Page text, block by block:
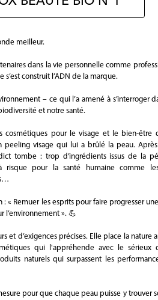
meilleur.
dans la vie personnelle comme
construit l’ADN de la marque.
– ce qui l’a amené à s’interroger
et notre santé.
cosmétiques pour le visage et le bien-être
peeling visage qui lui a brûlé la peau.
tombe : trop d’ingrédients issus de la
risque pour la santé humaine comme
: « Remuer les esprits pour faire progresser
l’environnement ». 💪
et d’exigences précises. Elle place la nature
qui l'appréhende avec le sérieux
naturels qui surpassent les
pour que chaque peau puisse y trouver